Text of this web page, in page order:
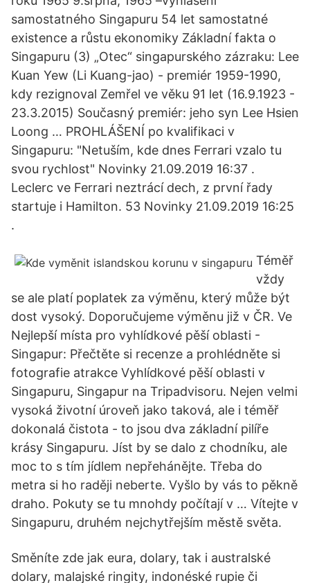
samostatného Singapuru 54 let samostatné
existence a růstu ekonomiky Základní fakta o
Singapuru (3) „Otec“ singapurského zázraku: Lee
Kuan Yew (Li Kuang-jao) - premiér 1959-1990,
kdy rezignoval Zemřel ve věku 91 let (16.9.1923 -
23.3.2015) Současný premiér: jeho syn Lee Hsien
Loong … PROHLÁŠENÍ po kvalifikaci v
Singapuru: "Netuším, kde dnes Ferrari vzalo tu
svou rychlost" Novinky 21.09.2019 16:37 .
Leclerc ve Ferrari neztrácí dech, z první řady
startuje i Hamilton. 53 Novinky 21.09.2019 16:25
.
Téměř
vždy
se ale platí poplatek za výměnu, který může být
dost vysoký. Doporučujeme výměnu již v ČR. Ve
Nejlepší místa pro vyhlídkové pěší oblasti -
Singapur: Přečtěte si recenze a prohlédněte si
fotografie atrakce Vyhlídkové pěší oblasti v
Singapuru, Singapur na Tripadvisoru. Nejen velmi
vysoká životní úroveň jako taková, ale i téměř
dokonalá čistota - to jsou dva základní pilíře
krásy Singapuru. Jíst by se dalo z chodníku, ale
moc to s tím jídlem nepřehánějte. Třeba do
metra si ho raději neberte. Vyšlo by vás to pěkně
draho. Pokuty se tu mnohdy počítají v … Vítejte v
Singapuru, druhém nejchytřejším městě světa.
Směníte zde jak eura, dolary, tak i australské
dolary, malajské ringity, indonéské rupie či